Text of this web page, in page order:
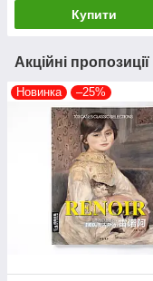
Купити
Акційні
Новинка –25%